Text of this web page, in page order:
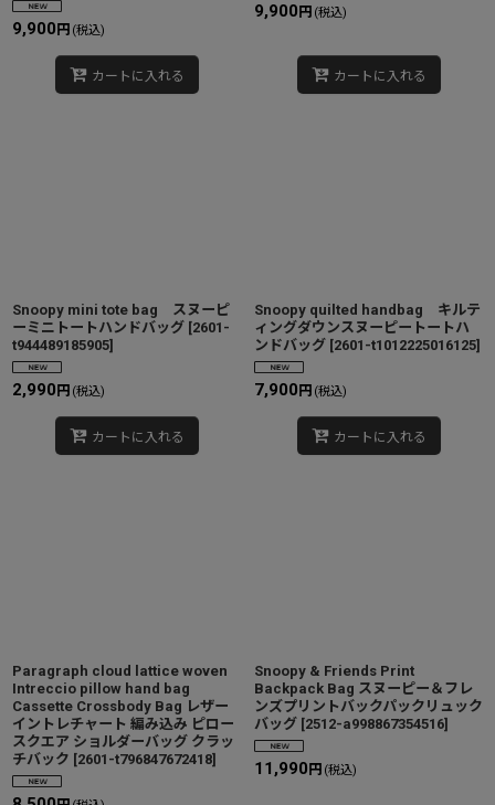
9,900 円 (税込)
カートに入れる
9,900 円 (税込)
カートに入れる
Snoopy mini tote bag スヌーピ
ーミニトートハンドバッグ [2601-
t944489185905]
2,990 円 (税込)
カートに入れる
Snoopy quilted handbag キルテ
ィングダウンスヌーピートートハ
ンドバッグ [2601-t1012225016125]
7,900 円 (税込)
カートに入れる
Paragraph cloud lattice woven
Intreccio pillow hand bag
Cassette Crossbody Bag レザー
イントレチャート 編み込み ピロー
スクエア ショルダーバッグ クラッ
チバック [2601-t796847672418]
Snoopy & Friends Print
Backpack Bag スヌーピー＆フレ
ンズプリントバックパックリュック
バッグ [2512-a998867354516]
11,990 円 (税込)